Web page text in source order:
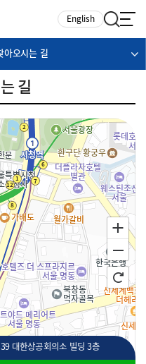
English
아오시는 길
길
대한상공회의소 빌딩 3층